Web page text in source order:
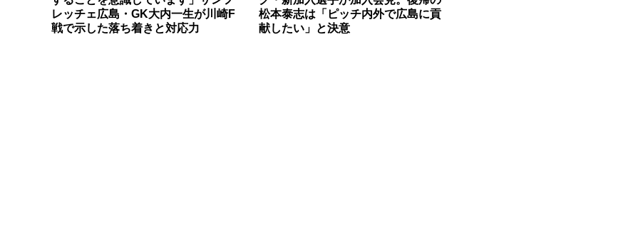
レッチェ広島・GK大内一生が川崎F
戦で示した落ち着きと対応力
松本泰志は「ピッチ内外で広島に貢
献したい」と決意